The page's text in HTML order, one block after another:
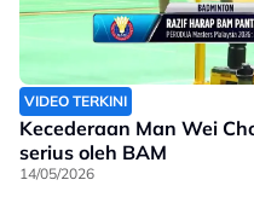
VIDEO TERKINI
Kecederaan Man Wei
serius oleh BAM
14/05/2026